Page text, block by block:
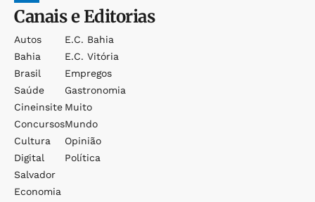
Canais e Editorias
Autos
Bahia
Brasil
Saúde
Cineinsite
Concursos
Cultura
Digital
Salvador
Economia
E.c. Bahia
E.c. Vitória
Empregos
Gastronomia
Muito
Mundo
Opinião
Política